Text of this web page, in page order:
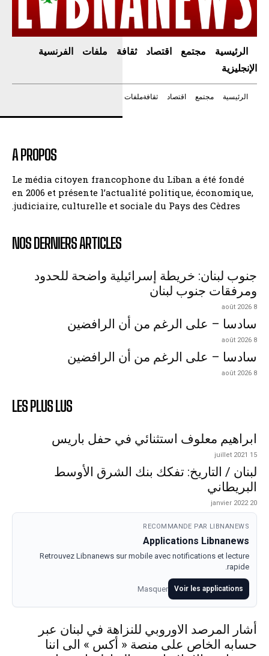
الرئيسية مجتمع اقتصاد ثقافة ملفات
الفرنسية
الإنجليزية
الرئيسية مجتمع اقتصاد ثقافةملفات
A PROPOS
Le média citoyen francophone du Liban a été fondé
en 2006 et présente l’actualité politique, économique,
judiciaire, culturelle et sociale du Pays des Cèdres.
NOS DERNIERS ARTICLES
جنوب لبنان: خريطة إسرائيلية واضحة للحدود
ومرفقات جنوب لبنان
8 août 2026
سادسا – على الرغم من أن الرافضين
8 août 2026
سادسا – على الرغم من أن الرافضين
8 août 2026
LES PLUS LUS
ابراهيم معلوف استثنائي في حفل باريس
15 juillet 2021
لبنان / التاريخ: تفكك بنك الشرق الأوسط
البريطاني
20 janvier 2022
RECOMMANDE PAR LIBNANEWS
Applications Libnanews
Retrouvez Libnanews sur mobile avec notifications et lecture
rapide.
Voir les applications
Masquer
أشار المرصد الاوروبي للنزاهة في لبنان عبر
حسابه الخاص على منصة « أكس » الى اننا